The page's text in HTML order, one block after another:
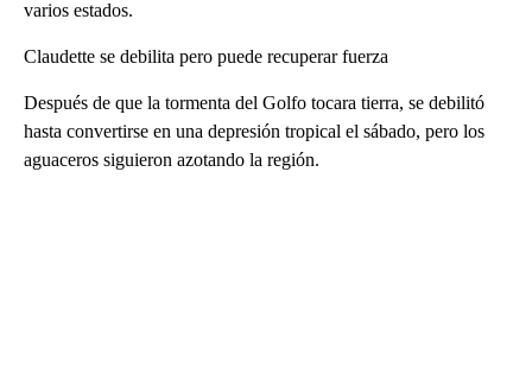
varios estados.
Claudette se debilita pero puede recuperar fuerza
Después de que la tormenta del Golfo tocara tierra, se debilitó
hasta convertirse en una depresión tropical el sábado, pero los
aguaceros siguieron azotando la región.